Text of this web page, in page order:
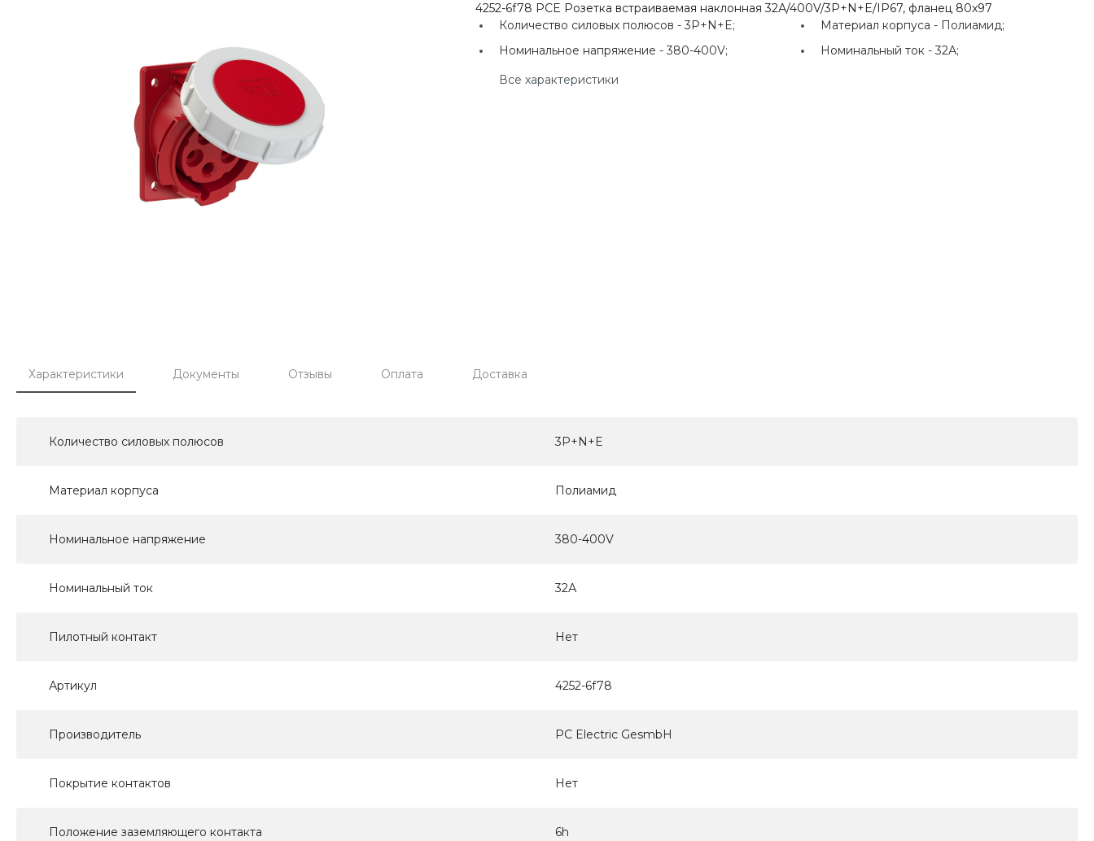
г. Екатеринбург, ул.
Клары Цеткин, д. 4
г. Владивосток, ул.
4252-6f78 PCE Розетка встраиваемая наклонная 32А/400V/3P+N+E/IP67, фланец 80x97
Количество силовых полюсов -3P+N+E; Материал корпуса - Полиамид;
Номинальное напряжение -380-400V; Номинальный ток -32А;
Все характеристики
Характеристики Документы Отзывы Оплата Доставка
Количество силовых полюсов 3P+N+E
Материал корпуса Полиамид
Номинальное напряжение 380-400V
Номинальный ток 32А
Пилотный контакт Нет
Артикул 4252-6f78
Производитель PC Electric GesmbH
Покрытие контактов Нет
Положение заземляющего контакта 6h